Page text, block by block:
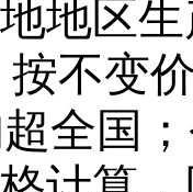
地区
按不变
全国